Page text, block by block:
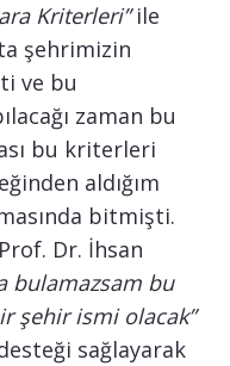
Kriterleri”ile
şehrimizin
ve bu
zaman bu
bu kriterleri
aldığım
bitmişti.
Dr. İhsan
bulamazsam bu
şehir ismi olacak”
sağlayarak